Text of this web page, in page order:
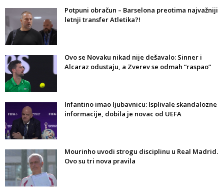
Potpuni obračun – Barselona preotima najvažniji
letnji transfer Atletika?!
Ovo se Novaku nikad nije dešavalo: Sinner i
Alcaraz odustaju, a Zverev se odmah “raspao”
Infantino imao ljubavnicu: Isplivale skandalozne
informacije, dobila je novac od UEFA
Mourinho uvodi strogu disciplinu u Real Madrid.
Ovo su tri nova pravila